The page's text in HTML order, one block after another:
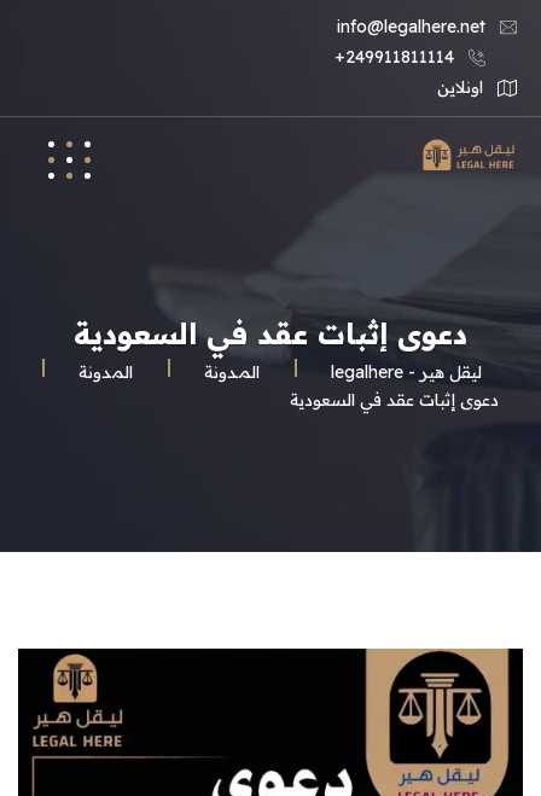
info@legalhere.net
249911811114+
اونلاين
دعوى إثبات عقد في السعودية
ليقل هير - legalhere المـدونة
المدونة
دعوى إثبات عقد في السعودية